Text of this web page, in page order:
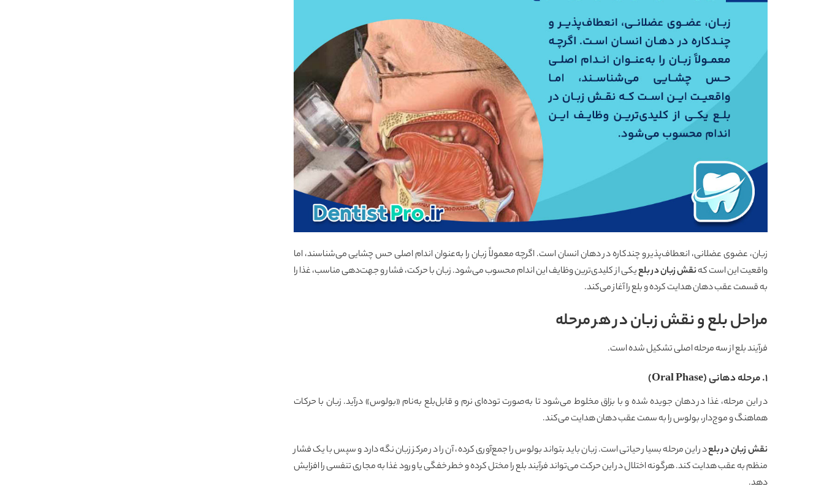
زبان، عضوی عضلانی، انعطاف‌پذیر و چندکاره در دهان انسان است. اگرچه معمولاً زبان را به‌عنوان اندام اصلی حس چشایی می‌شناسند، اما
واقعیت این است کهنقش زبان در بلعیکی از کلیدی‌ترین وظایف این اندام محسوب می‌شود. زبان با حرکت، فشار و جهت‌دهی مناسب، غذا را
به قسمت عقب دهان هدایت کرده و بلع را آغاز می‌کند.
مراحل بلع و نقش زبان در هر مرحله
فرآیند بلع از سه مرحله اصلی تشکیل شده است.
1. مرحله دهانی (Oral Phase)
در این مرحله، غذا در دهان جویده شده و با بزاق مخلوط می‌شود تا به‌صورت توده‌ای نرم و قابل‌بلع به‌نام «بولوس» درآید. زبان با حرکات
هماهنگ و موج‌دار، بولوس را به سمت عقب دهان هدایت می‌کند.
نقش زبان در بلعدر این مرحله بسیار حیاتی است. زبان باید بتواند بولوس را جمع‌آوری کرده، آن را در مرکز زبان نگه دارد و سپس با یک فشار
منظم به عقب هدایت کند. هرگونه اختلال در این حرکت می‌تواند فرآیند بلع را مختل کرده و خطر خفگی یا ورود غذا به مجاری تنفسی را افزایش
دهد.